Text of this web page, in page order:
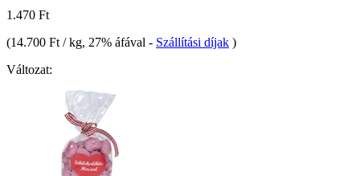
1.470 Ft
(14.700 Ft / kg, 27% áfával - Szállítási díjak )
Változat: